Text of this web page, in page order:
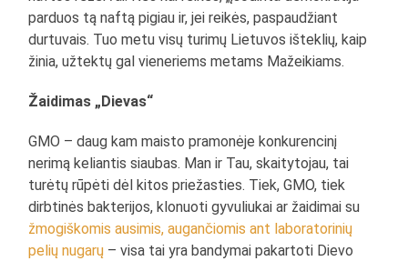
parduos tą naftą pigiau ir, jei reikės, paspaudžiant
durtuvais. Tuo metu visų turimų Lietuvos išteklių, kaip
žinia, užtektų gal vieneriems metams Mažeikiams.
Žaidimas „Dievas“
GMO – daug kam maisto pramonėje konkurencinį
nerimą keliantis siaubas. Man ir Tau, skaitytojau, tai
turėtų rūpėti dėl kitos priežasties. Tiek, GMO, tiek
dirbtinės bakterijos, klonuoti gyvuliukai ar žaidimai su
žmogiškomis ausimis, augančiomis ant laboratorinių
pelių nugarų – visa tai yra bandymai pakartoti Dievo